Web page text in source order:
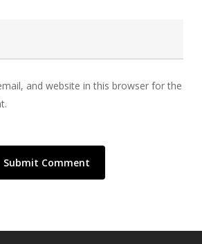
and website in this browser for the